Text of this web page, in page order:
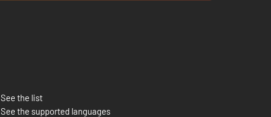
See the list
See the supported languages